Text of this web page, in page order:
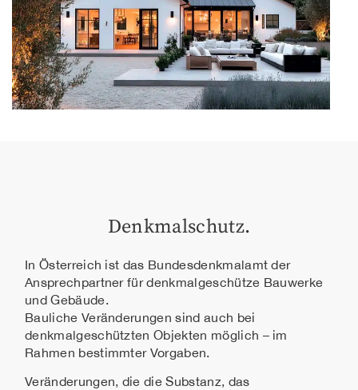
Denkmalschutz.
In Österreich ist das Bundesdenkmalamt der
Ansprechpartner für denkmalgeschütze Bauwerke
und Gebäude.
Bauliche Veränderungen sind auch bei
denkmalgeschützten Objekten möglich – im
Rahmen bestimmter Vorgaben.
Veränderungen, die die Substanz, das